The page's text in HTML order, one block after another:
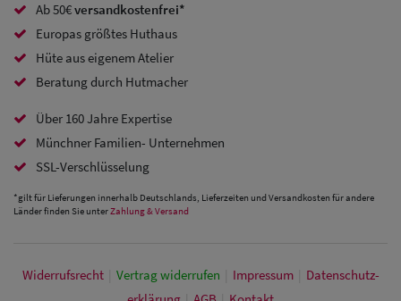
Ab 50€versandkostenfrei*
Europas größtes Huthaus
Hüte aus eigenem Atelier
Beratung durch Hutmacher
Über 160 Jahre Expertise
Münchner Familien- Unternehmen
SSL-Verschlüsselung
*gilt für Lieferungen innerhalb Deutschlands, Lieferzeiten und Versandkosten für andere
Länder finden Sie unterZahlung & Versand
Widerrufs­recht Vertrag widerrufen Impressum
Daten­schutz­